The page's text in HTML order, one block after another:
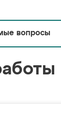
вопросы